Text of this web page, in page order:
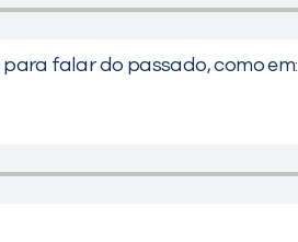
falar do passado, como em: